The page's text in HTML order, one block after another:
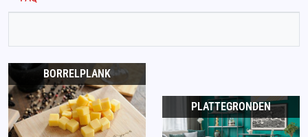
BORRELPLANK
PLATTEGRONDEN